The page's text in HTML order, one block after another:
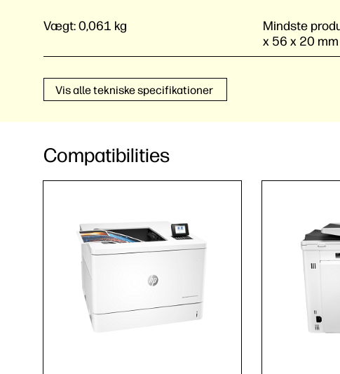
Vægt:0,061 kg Mindste
x 56 x 20 mm
Vis alle tekniske specifikationer
Compatibilities